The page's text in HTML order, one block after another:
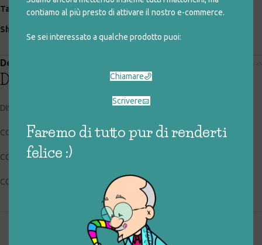
contiamo al più presto di attivare il nostro e-commerce.
Se sei interessato a qualche prodotto puoi:
Chiamare
Scrivere
Faremo di tutto pur di renderti
felice :)
Tag:
disney, peluche winnie the pooh
Share:
Descrizione
Descrizione
DISNEY
CODICE RIGIOCATTOLO: 032_1_032
CONDIZIONI: buone, usato
COLLOCAZIONE: EXP